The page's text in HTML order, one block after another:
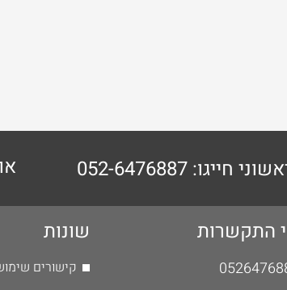
חייגו: 052-6476887
התקשרות שונות
קישורים